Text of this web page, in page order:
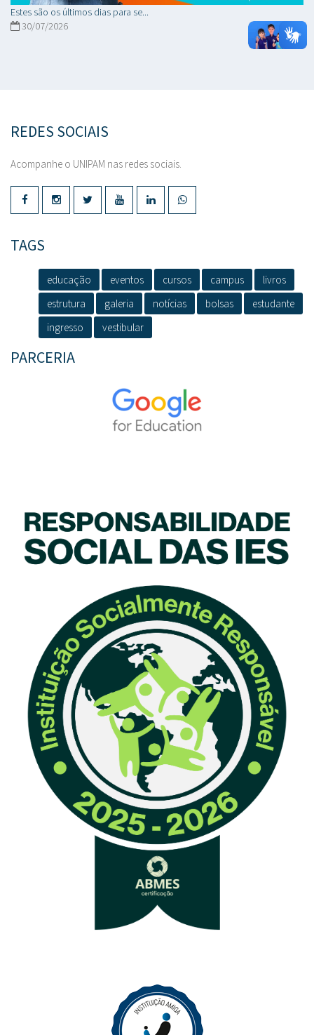
Estes são os últimos dias para se...
30/07/2026
REDES SOCIAIS
Acompanhe o UNIPAM nas redes sociais.
TAGS
educação eventos cursos campus
livros
estrutura
galeria notícias bolsas
estudante
ingresso
vestibular
PARCERIA